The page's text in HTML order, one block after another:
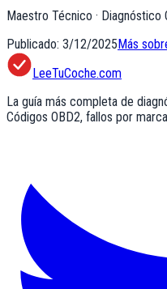
Maestro Técnico · Diagnóstico
Publicado: 3/12/2025Más
LeeTuCoche.com
La guía más completa de
Códigos OBD2, fallos por